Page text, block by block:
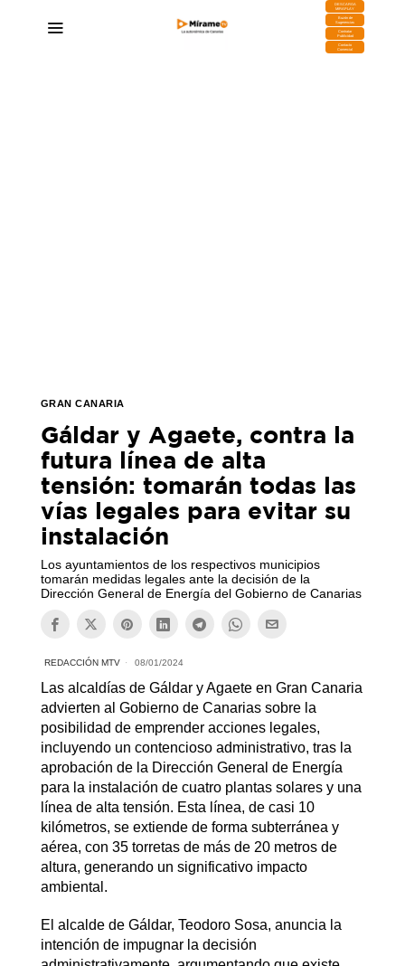
DESCARGA
MIRAPLAY
Buzón de
Sugerencias
Contratar
Publicidad
Contacto
Comercial
GRAN CANARIA
Gáldar y Agaete, contra la
futura línea de alta
tensión: tomarán todas las
vías legales para evitar su
instalación
Los ayuntamientos de los respectivos municipios
tomarán medidas legales ante la decisión de la
Dirección General de Energía del Gobierno de Canarias
REDACCIÓN MTV 08/01/2024
Las alcaldías de Gáldar y Agaete en Gran Canaria
advierten al Gobierno de Canarias sobre la
posibilidad de emprender acciones legales,
incluyendo un contencioso administrativo, tras la
aprobación de la Dirección General de Energía
para la instalación de cuatro plantas solares y una
línea de alta tensión. Esta línea, de casi 10
kilómetros, se extiende de forma subterránea y
aérea, con 35 torretas de más de 20 metros de
altura, generando un significativo impacto
ambiental.
El alcalde de Gáldar, Teodoro Sosa, anuncia la
intención de impugnar la decisión